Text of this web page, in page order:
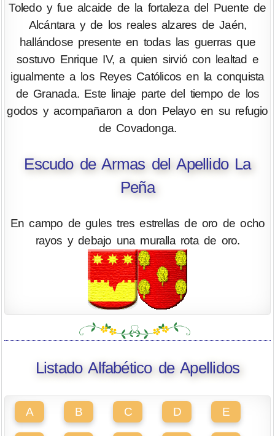
Toledo y fue alcaide de la fortaleza del Puente de
Alcántara y de los reales alzares de Jaén,
hallándose presente en todas las guerras que
sostuvo Enrique IV, a quien sirvió con lealtad e
igualmente a los Reyes Católicos en la conquista
de Granada. Este linaje parte del tiempo de los
godos y acompañaron a don Pelayo en su refugio
de Covadonga.
Escudo de Armas del Apellido La
Peña
En campo de gules tres estrellas de oro de ocho
rayos y debajo una muralla rota de oro.
Listado Alfabético de Apellidos
A B C D E